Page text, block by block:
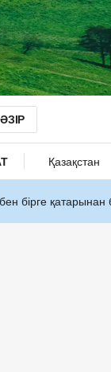
Қазақстан
бірге қатарынан